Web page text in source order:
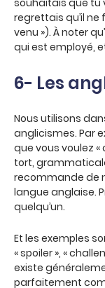
souhaitais que tu
regrettais qu’il ne
venu »). À noter
qui est employé,
6- Les
Nous utilisons
anglicismes. Par
que vous voulez «
tort,
recommande de
langue anglaise.
quelqu’un.
Et les exemples
« spoiler », «
existe
parfaitement